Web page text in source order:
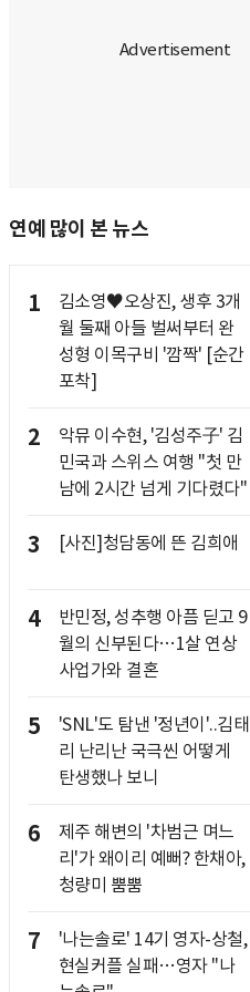
연예 많이 본 뉴스
1
김소영♥오상진, 생후 3개
월 둘째 아들 벌써부터 완
성형 이목구비 '깜짝' [순간
포착]
2
악뮤 이수현, '김성주子' 김
민국과 스위스 여행 "첫 만
남에 2시간 넘게 기다렸다"
3 [사진]청담동에 뜬 김희애
4
반민정, 성추행 아픔 딛고 9
월의 신부된다…1살 연상
사업가와 결혼
5
'SNL'도 탐낸 '정년이'..김태
리 난리난 국극씬 어떻게
탄생했나 보니
6
제주 해변의 '차범근 며느
리'가 왜이리 예뻐? 한채아,
청량미 뿜뿜
7
'나는솔로' 14기 영자-상철,
현실커플 실패…영자 "나